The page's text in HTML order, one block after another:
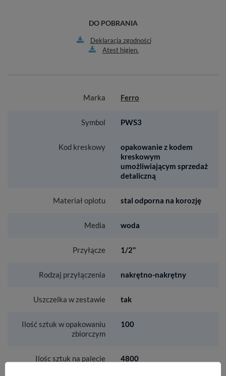
DO POBRANIA
Deklaracja zgodności
Atest higien.
Marka Ferro
Symbol PWS3
Kod kreskowy
opakowanie z kodem
kreskowym
umożliwiającym sprzedaż
detaliczną
Materiał oplotu stal odporna na korozję
Media woda
Przyłącze 1/2"
Rodzaj przyłączenia nakrętno-nakrętny
Uszczelka w zestawie tak
Ilość sztuk w opakowaniu
zbiorczym
100
Ilośc sztuk na palecie 4800